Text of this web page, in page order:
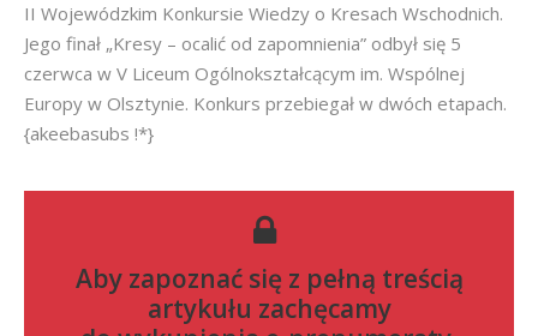
II Wojewódzkim Konkursie Wiedzy o Kresach Wschodnich.
Jego finał „Kresy – ocalić od zapomnienia” odbył się 5
czerwca w V Liceum Ogólnokształcącym im. Wspólnej
Europy w Olsztynie. Konkurs przebiegał w dwóch etapach.
{akeebasubs !*}
Aby zapoznać się z pełną treścią
artykułu zachęcamy